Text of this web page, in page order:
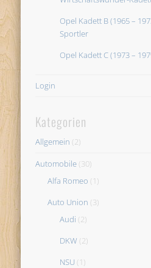
Opel Kadett B (1965 –
Sportler
Opel Kadett C (1973 –
Login
Kategorien
Allgemein (2)
Automobile (30)
Alfa Romeo (1)
Auto Union (3)
Audi (2)
DKW (2)
NSU (1)